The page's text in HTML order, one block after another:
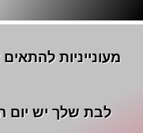
מעונייניות
לבת שלך יש יום